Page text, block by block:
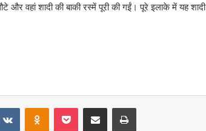
और वहां शादी की बाकी रस्में पूरी की गईं। पूरे इलाके में यह शादी